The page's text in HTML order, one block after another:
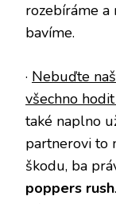
rozebíráme a
bavíme.
· Nebuďte
všechno
také naplno
partnerovi to
škodu, ba
poppers rush